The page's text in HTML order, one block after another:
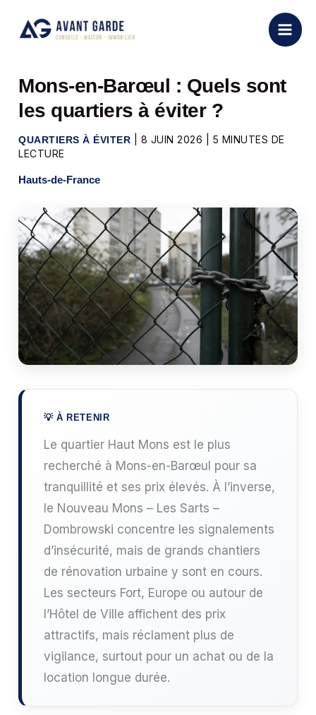
Mons-en-Barœul : Quels sont
les quartiers à éviter ?
QUARTIERS À ÉVITER 8 JUIN 2026
5 MINUTES DE
LECTURE
Hauts-de-France
Le quartier Haut Mons est le plus
recherché à Mons-en-Barœul pour sa
tranquillité et ses prix élevés. À l’inverse,
le Nouveau Mons – Les Sarts –
Dombrowski concentre les signalements
d’insécurité, mais de grands chantiers
de rénovation urbaine y sont en cours.
Les secteurs Fort, Europe ou autour de
l’Hôtel de Ville affichent des prix
attractifs, mais réclament plus de
vigilance, surtout pour un achat ou de la
location longue durée.